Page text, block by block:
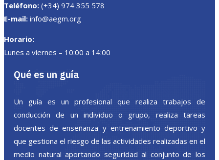
Teléfono: (+34) 974 355 578
E-mail: info@aegm.org
Horario:
Lunes a viernes – 10:00 a 14:00
Qué es un guía
Un guía es un profesional que realiza trabajos de
conducción de un individuo o grupo, realiza tareas
docentes de enseñanza y entrenamiento deportivo y
que gestiona el riesgo de las actividades realizadas en el
medio natural aportando seguridad al conjunto de los